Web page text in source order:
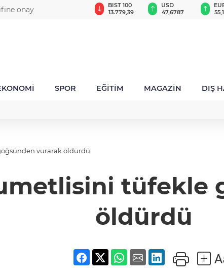
onay
VND
0,0018
BIST 100
13.779,39
USD
47,6787
SPOR EĞİTİM MAGAZİN DIŞ
vurarak öldürdü
öldürdü